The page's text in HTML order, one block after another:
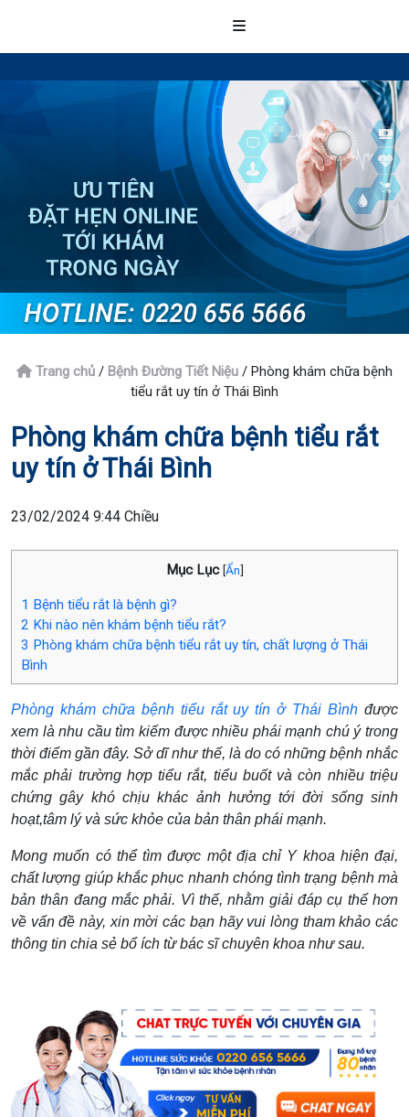
Trang chủ / Bệnh Đường Tiết Niệu / Phòng khám chữa bệnh
tiểu rắt uy tín ở Thái Bình
Phòng khám chữa bệnh tiểu rắt
uy tín ở Thái Bình
23/02/2024 9:44 Chiều
Mục Lục [Ẩn]
1 Bệnh tiểu rắt là bệnh gì?
2 Khi nào nên khám bệnh tiểu rắt?
3 Phòng khám chữa bệnh tiểu rắt uy tín, chất lượng ở Thái
Bình
Phòng khám chữa bệnh tiểu rắt uy tín ở Thái Bình được
xem là nhu cầu tìm kiếm được nhiều phái mạnh chú ý trong
thời điểm gần đây. Sở dĩ như thế, là do có những bệnh nhắc
mắc phải trường hợp tiểu rắt, tiểu buốt và còn nhiều triệu
chứng gây khó chịu khác ảnh hưởng tới đời sống sinh
hoạt,tâm lý và sức khỏe của bản thân phái mạnh.
Mong muốn có thể tìm được một địa chỉ Y khoa hiện đại,
chất lượng giúp khắc phục nhanh chóng tình trạng bệnh mà
bản thân đang mắc phải. Vì thế, nhằm giải đáp cụ thể hơn
về vấn đề này, xin mời các bạn hãy vui lòng tham khảo các
thông tin chia sẻ bổ ích từ bác sĩ chuyên khoa như sau.